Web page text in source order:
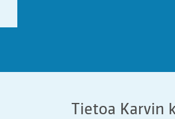
Tietoa Karvin